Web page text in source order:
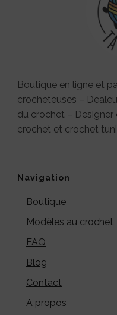
Boutique en ligne et
crocheteuses –
du crochet –
crochet et crochet
Navigation
Boutique
Modèles au crochet
FAQ
Blog
Contact
A propos